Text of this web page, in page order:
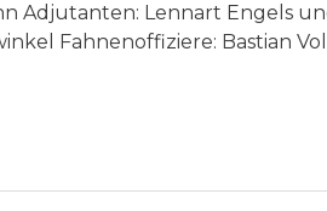
Adjutanten: Lennart Engels
Fahnenoffiziere: Bastian